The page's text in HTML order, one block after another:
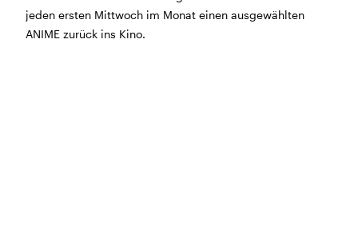
STADTFEST BRUGG
während dem Stadtfest Brugg
jeden ersten Mittwoch im Monat einen ausgewählten
ANIME zurück ins Kino.